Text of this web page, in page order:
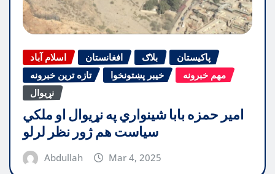
اسلام آباد افغانستان بلاګ
پاکیستان
تازه ترین خبرونه
خیبر پښتونخوا
مهم خبرونه
نړیوال
امیر حمزه بابا شینواري په نړیوال او ملکي
سیاست هم ژور نظر لرلو
Abdullah Mar 4, 2025